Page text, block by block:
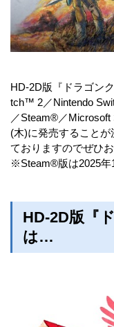
HD-2D版『ドラゴン
tch™ 2／Nintendo
／Steam®／Microsoft
(木)に発売すること
ておりますのでぜひ
※Steam®版は2025年
HD-2D版『
は…